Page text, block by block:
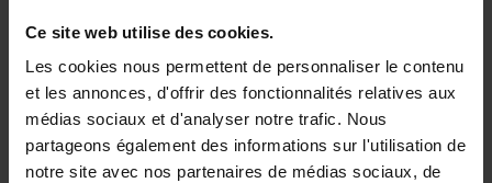
Ce site web utilise des cookies.
Les cookies nous permettent de personnaliser le contenu
et les annonces, d'offrir des fonctionnalités relatives aux
médias sociaux et d'analyser notre trafic. Nous
partageons également des informations sur l'utilisation de
notre site avec nos partenaires de médias sociaux, de
Ajouter au panier